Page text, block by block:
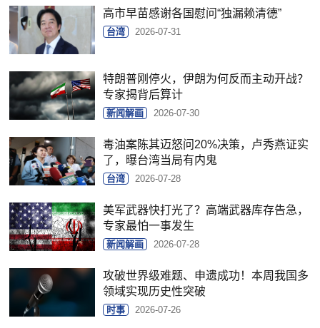
高市早苗感谢各国慰问“独漏赖清德”
台湾 2026-07-31
特朗普刚停火，伊朗为何反而主动开战？
专家揭背后算计
新闻解画 2026-07-30
毒油案陈其迈怒问20%决策，卢秀燕证实
了，曝台湾当局有内鬼
台湾 2026-07-28
美军武器快打光了？高端武器库存告急，
专家最怕一事发生
新闻解画 2026-07-28
攻破世界级难题、申遗成功！本周我国多
领域实现历史性突破
时事 2026-07-26